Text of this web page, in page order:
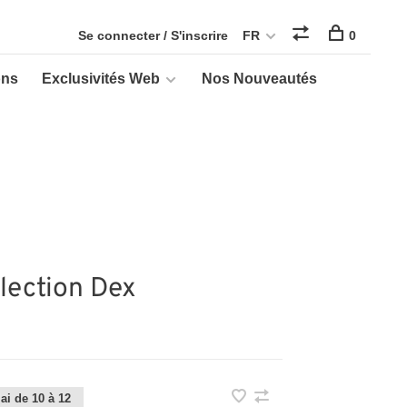
Exclusivités Web
Nos Nouveautés
Se connecter / S'inscrire FR 0
Dex
de 10 à 12